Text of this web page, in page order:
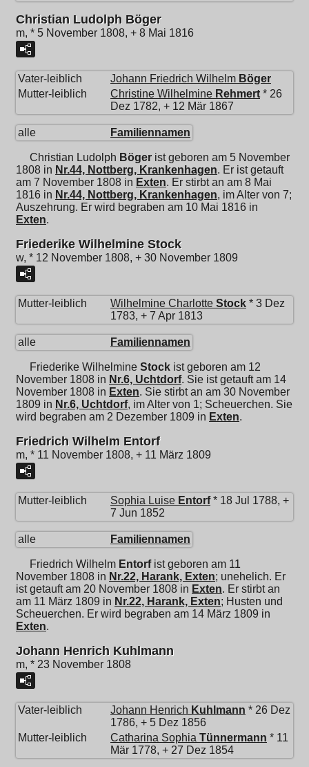
Christian Ludolph Böger
m, * 5 November 1808, + 8 Mai 1816
Vater-leiblich Johann Friedrich Wilhelm Böger
Mutter-leiblich
Christine Wilhelmine Rehmert * 26
Dez 1782, + 12 Mär 1867
alle Familiennamen
Christian Ludolph Böger ist geboren am 5 November
1808 in Nr.44, Nottberg, Krankenhagen. Er ist getauft
am 7 November 1808 in Exten. Er stirbt an am 8 Mai
1816 in Nr.44, Nottberg, Krankenhagen, im Alter von 7;
Auszehrung. Er wird begraben am 10 Mai 1816 in
Exten.
Friederike Wilhelmine Stock
w, * 12 November 1808, + 30 November 1809
Mutter-leiblich Wilhelmine Charlotte Stock * 3 Dez
1783, + 7 Apr 1813
alle Familiennamen
Friederike Wilhelmine Stock ist geboren am 12
November 1808 in Nr.6, Uchtdorf. Sie ist getauft am 14
November 1808 in Exten. Sie stirbt an am 30 November
1809 in Nr.6, Uchtdorf, im Alter von 1; Scheuerchen. Sie
wird begraben am 2 Dezember 1809 in Exten.
Friedrich Wilhelm Entorf
m, * 11 November 1808, + 11 März 1809
Mutter-leiblich Sophia Luise Entorf* 18 Jul 1788, +
7 Jun 1852
alle Familiennamen
Friedrich Wilhelm Entorfist geboren am 11
November 1808 in Nr.22, Harank, Exten; unehelich. Er
ist getauft am 20 November 1808 in Exten. Er stirbt an
am 11 März 1809 in Nr.22, Harank, Exten; Husten und
Scheuerchen. Er wird begraben am 14 März 1809 in
Exten.
Johann Henrich Kuhlmann
m, * 23 November 1808
Vater-leiblich Johann Henrich Kuhlmann * 26 Dez
1786, + 5 Dez 1856
Mutter-leiblich
Catharina Sophia Tünnermann * 11
Mär 1778, + 27 Dez 1854